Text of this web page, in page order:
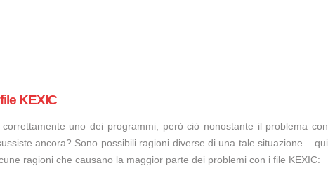
KEXIC
uno dei programmi, però ciò nonostante il problema con
ancora? Sono possibili ragioni diverse di una tale situazione – qui
ragioni che causano la maggior parte dei problemi con i file KEXIC: